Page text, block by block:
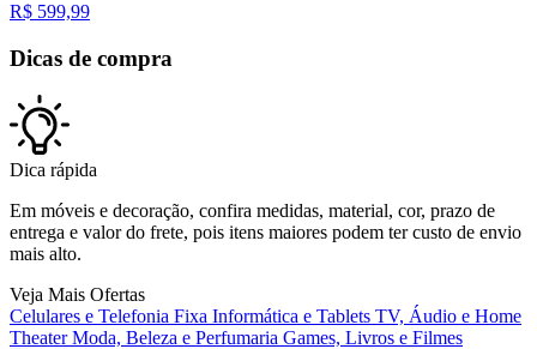
R$ 599,99
Dicas de compra
Dica rápida
Em móveis e decoração, confira medidas, material, cor, prazo de
entrega e valor do frete, pois itens maiores podem ter custo de envio
mais alto.
Veja Mais Ofertas
Celulares e Telefonia Fixa Informática e Tablets TV, Áudio e Home
TheaterModa, Beleza e Perfumaria Games, Livros e Filmes